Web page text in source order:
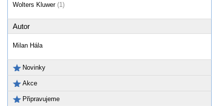
Wolters Kluwer (1)
Autor
Milan Hála
Novinky
Akce
Připravujeme